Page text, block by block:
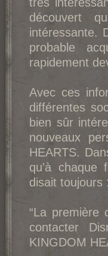
découvert
intéressante.
probable
rapidement
Avec ces
différentes
bien sûr
nouveaux
HEARTS.
qu'à chaque
disait toujours
“La première
contacter
KINGDOM